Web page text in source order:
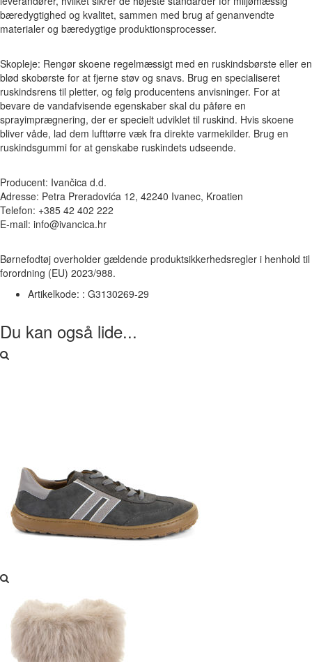
bæredygtighed og kvalitet, sammen med brug af genanvendte
materialer og bæredygtige produktionsprocesser.
Skopleje: Rengør skoene regelmæssigt med en ruskindsbørste eller en
blød skobørste for at fjerne støv og snavs. Brug en specialiseret
ruskindsrens til pletter, og følg producentens anvisninger. For at
bevare de vandafvisende egenskaber skal du påføre en
sprayimprægnering, der er specielt udviklet til ruskind. Hvis skoene
bliver våde, lad dem lufttørre væk fra direkte varmekilder. Brug en
ruskindsgummi for at genskabe ruskindets udseende.
Producent: Ivančica d.d.
Adresse: Petra Preradovića 12, 42240 Ivanec, Kroatien
Telefon: +385 42 402 222
E-mail: info@ivancica.hr
Børnefodtøj overholder gældende produktsikkerhedsregler i henhold til
forordning (EU) 2023/988.
Artikelkode: : G3130269-29
Du kan også lide...